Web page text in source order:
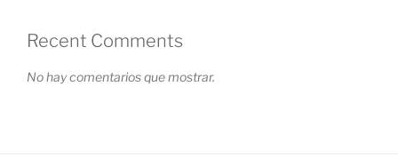
Recent Comments
No hay comentarios que mostrar.